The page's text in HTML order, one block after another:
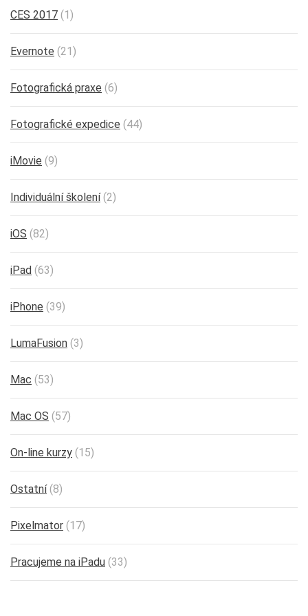
CES 2017 (1)
Evernote (21)
Fotografická praxe (6)
Fotografické expedice (44)
iMovie (9)
Individuální školení(2)
iOS (82)
iPad (63)
iPhone (39)
LumaFusion (3)
Mac (53)
Mac OS (57)
On-line kurzy (15)
Ostatní(8)
Pixelmator (17)
Pracujeme na iPadu (33)